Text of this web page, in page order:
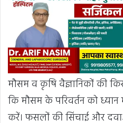
मौसम व कृषि वैज्ञानिकों की
कि मौसम के परिवर्तन को
करें। फसलों की सिंचाई और